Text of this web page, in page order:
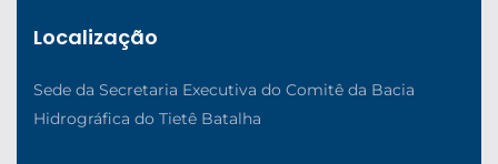
Localização
Sede da Secretaria Executiva do Comitê da Bacia
Hidrográfica do Tietê Batalha